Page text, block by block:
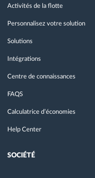
Activités de la flotte
Personnalisez votre solution
Solutions
Intégrations
Centre de connaissances
FAQS
Calculatrice d’économies
Help Center
SOCIÉTÉ